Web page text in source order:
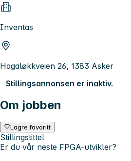
Inventas
Hagaløkkveien 26, 1383 Asker
Stillingsannonsen er inaktiv.
Om jobben
Lagre favoritt
Stillingstittel
Er du vår neste FPGA-utvikler?